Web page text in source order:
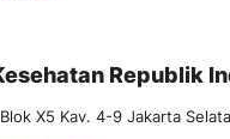
Republik
X5 Kav. 4-9 Jakarta